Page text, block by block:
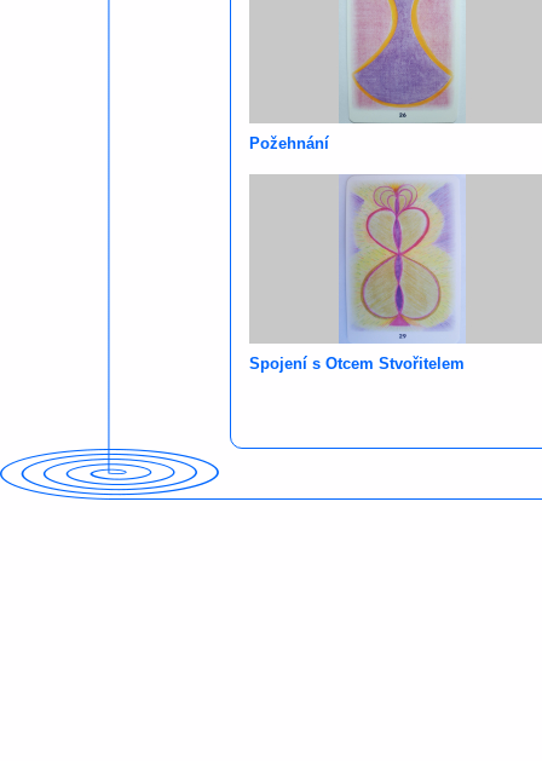
Požehnání
Spojení s Otcem Stvořitelem